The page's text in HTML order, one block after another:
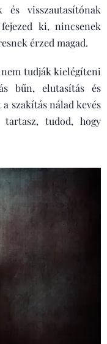
és visszautasítónak
ki, nincsenek
érzed magad.
tudják kielégíteni
bűn, elutasítás és
szakítás nálad kevés
tartasz, tudod, hogy